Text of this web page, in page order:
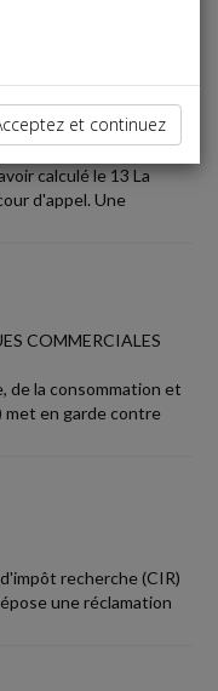
D'UN CET DANS
calculé le 13 La
d'appel. Une
COMMERCIALES
de la consommation et
met en garde contre
recherche (CIR)
une réclamation
et continuez